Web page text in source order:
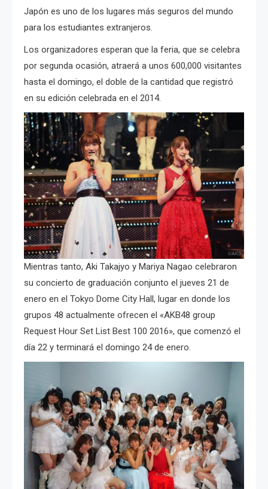
Japón es uno de los lugares más seguros del mundo
para los estudiantes extranjeros.
Los organizadores esperan que la feria, que se celebra
por segunda ocasión, atraerá a unos 600,000 visitantes
hasta el domingo, el doble de la cantidad que registró
en su edición celebrada en el 2014.
Mientras tanto, Aki Takajyo y Mariya Nagao celebraron
su concierto de graduación conjunto el jueves 21 de
enero en el Tokyo Dome City Hall, lugar en donde los
grupos 48 actualmente ofrecen el «AKB48 group
Request Hour Set List Best 100 2016», que comenzó el
día 22 y terminará el domingo 24 de enero.